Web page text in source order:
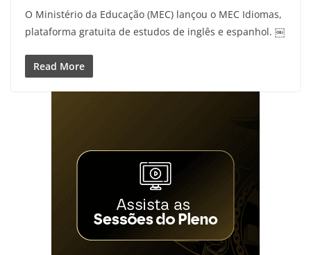
O Ministério da Educação (MEC) lançou o MEC Idiomas,
plataforma gratuita de estudos de inglês e espanhol. ￼
Read More